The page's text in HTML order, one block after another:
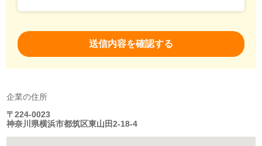
企業の住所
〒224-0023
神奈川県横浜市都筑区東山田2-18-4